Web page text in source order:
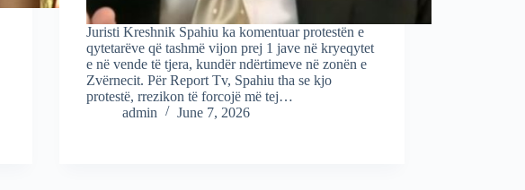
Juristi Kreshnik Spahiu ka komentuar protestën e
qytetarëve që tashmë vijon prej 1 jave në kryeqytet
e në vende të tjera, kundër ndërtimeve në zonën e
Zvërnecit. Për Report Tv, Spahiu tha se kjo
protestë, rrezikon të forcojë më tej…
admin
June 7, 2026